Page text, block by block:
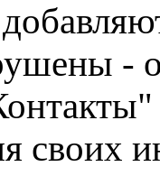
-
своих